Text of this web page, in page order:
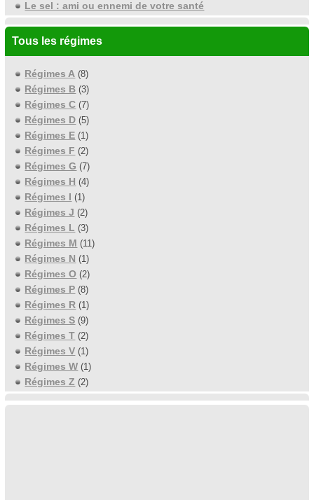
Le sel : ami ou ennemi de votre santé
Tous les régimes
Régimes A (8)
Régimes B (3)
Régimes C (7)
Régimes D (5)
Régimes E (1)
Régimes F (2)
Régimes G (7)
Régimes H (4)
Régimes I (1)
Régimes J (2)
Régimes L (3)
Régimes M (11)
Régimes N (1)
Régimes O (2)
Régimes P (8)
Régimes R (1)
Régimes S (9)
Régimes T (2)
Régimes V (1)
Régimes W (1)
Régimes Z (2)